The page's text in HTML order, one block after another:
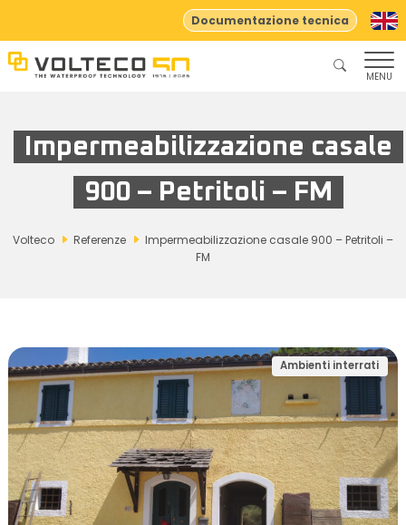
Documentazione tecnica
MENU
Impermeabilizzazione casale
900 – Petritoli – FM
Volteco Referenze
Impermeabilizzazione casale 900 – Petritoli –
FM
Ambienti interrati